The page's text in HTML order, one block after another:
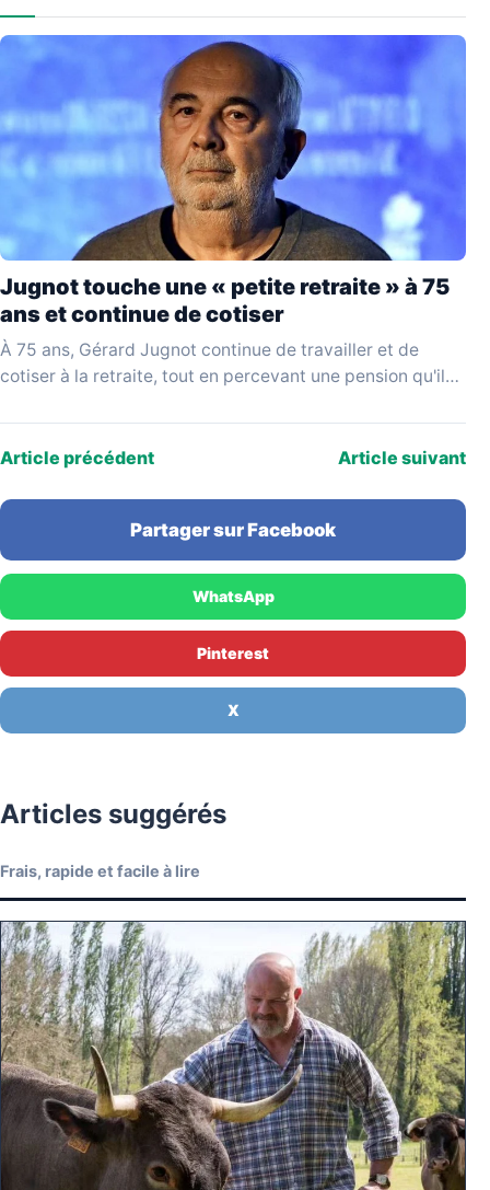
Jugnot touche une « petite retraite » à 75
ans et continue de cotiser
À 75 ans, Gérard Jugnot continue de travailler et de
cotiser à la retraite, tout en percevant une pension qu'il
Article précédent Article suivant
Partager sur Facebook
WhatsApp
Pinterest
X
Articles suggérés
Frais, rapide et facile à lire